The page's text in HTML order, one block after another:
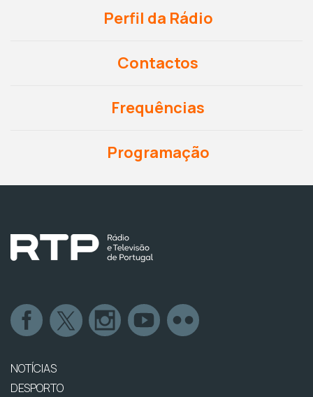
Perfil da Rádio
Contactos
Frequências
Programação
NOTÍCIAS
DESPORTO